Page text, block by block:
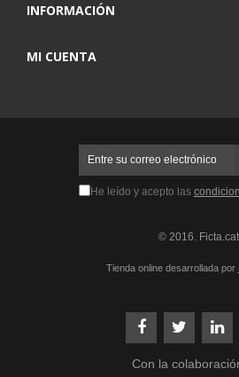
INFORMACIÓN
MI CUENTA
He leído y acepto las
© 2016. Ficta.cat
Tienda online desarrollada por
Con la